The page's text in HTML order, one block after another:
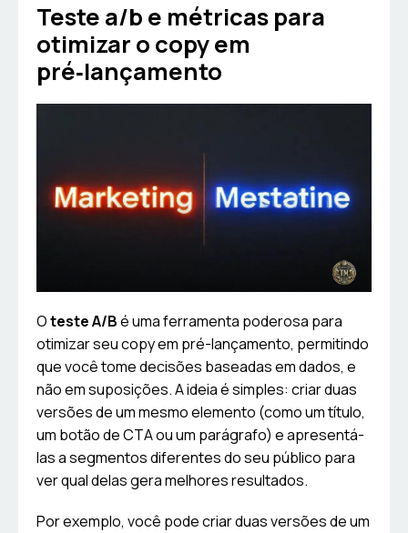
Teste a/b e métricas para
otimizar o copy em
pré‑lançamento
Oteste A/Bé uma ferramenta poderosa para
otimizar seu copy em pré-lançamento, permitindo
que você tome decisões baseadas em dados, e
não em suposições. A ideia é simples: criar duas
versões de um mesmo elemento (como um título,
um botão de CTA ou um parágrafo) e apresentá-
las a segmentos diferentes do seu público para
ver qual delas gera melhores resultados.
Por exemplo, você pode criar duas versões de um